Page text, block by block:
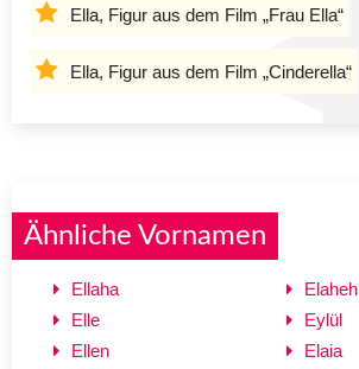
Ella, Figur aus dem Film „Frau Ella“
Ella, Figur aus dem Film „Cinderella“
Ähnliche Vornamen
Ellaha
Elle
Ellen
Elaheh
Eylül
Elaia